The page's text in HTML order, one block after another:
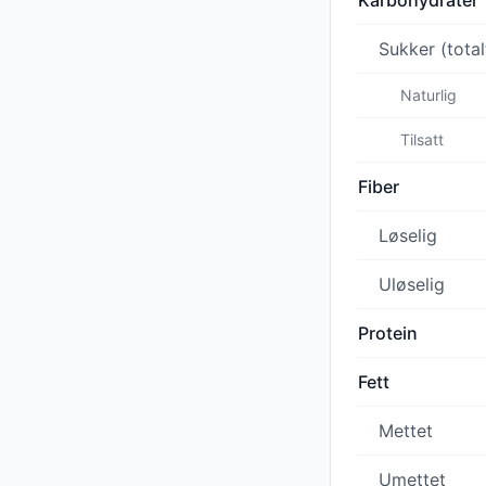
Sukker
Naturlig
Tilsatt
Fiber
Løselig
Uløselig
Protein
Fett
Mettet
Umettet